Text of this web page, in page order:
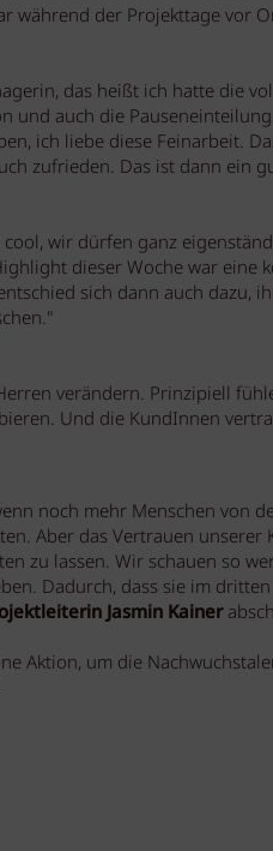
während der Projekttage vor
das heißt ich hatte die
und auch die
ich liebe diese Feinarbeit.
zufrieden. Das ist dann ein
wir dürfen ganz
dieser Woche war eine
sich dann auch dazu,
verändern. Prinzipiell
Und die KundInnen
noch mehr Menschen von
Aber das Vertrauen
zu lassen. Wir schauen so
Dadurch, dass sie im
Jasmin Kainer
Aktion, um die